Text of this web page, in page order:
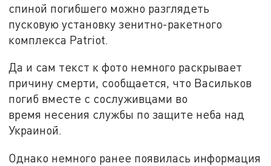
спиной погибшего можно разглядеть
пусковую установку зенитно-ракетного
комплекса Patriot.
Да и сам текст к фото немного раскрывает
причину смерти, сообщается, что Васильков
погиб вместе с сослуживцами во
время несения службы по защите неба над
Украиной.
Однако немного ранее появилась информация